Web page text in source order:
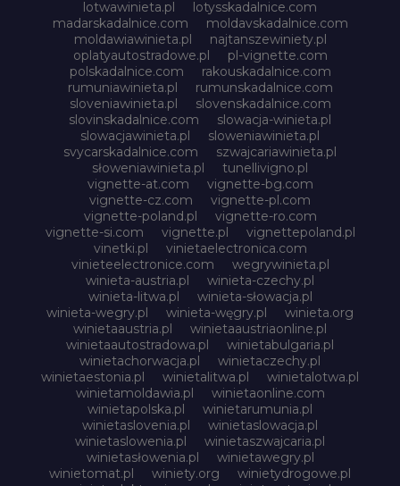
lotwawinieta.pl
lotysskadalnice.com
madarskadalnice.com
moldavskadalnice.com
moldawiawinieta.pl
najtanszewiniety.pl
oplatyautostradowe.pl
pl-vignette.com
polskadalnice.com
rakouskadalnice.com
rumuniawinieta.pl
rumunskadalnice.com
sloveniawinieta.pl
slovenskadalnice.com
slovinskadalnice.com
slowacja-winieta.pl
slowacjawinieta.pl
sloweniawinieta.pl
svycarskadalnice.com
szwajcariawinieta.pl
słoweniawinieta.pl
tunellivigno.pl
vignette-at.com
vignette-bg.com
vignette-cz.com
vignette-pl.com
vignette-poland.pl
vignette-ro.com
vignette-si.com
vignette.pl
vignettepoland.pl
vinetki.pl
vinietaelectronica.com
vinieteelectronice.com
wegrywinieta.pl
winieta-austria.pl
winieta-czechy.pl
winieta-litwa.pl
winieta-słowacja.pl
winieta-wegry.pl
winieta-węgry.pl
winieta.org
winietaaustria.pl
winietaaustriaonline.pl
winietaautostradowa.pl
winietabulgaria.pl
winietachorwacja.pl
winietaczechy.pl
winietaestonia.pl
winietalitwa.pl
winietalotwa.pl
winietamoldawia.pl
winietaonline.com
winietapolska.pl
winietarumunia.pl
winietaslovenia.pl
winietaslowacja.pl
winietaslowenia.pl
winietaszwajcaria.pl
winietasłowenia.pl
winietawegry.pl
winietomat.pl
winiety.org
winietydrogowe.pl